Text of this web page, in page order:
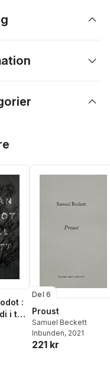
:
i två
Totalt antal röster:
Del 6
Proust
Samuel Beckett
Inbunden, 2021
221 kr